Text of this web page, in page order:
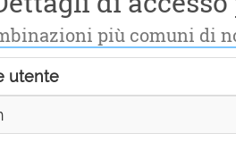
più comuni di
utente